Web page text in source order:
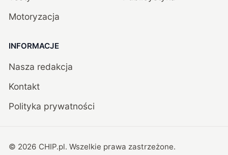
Motoryzacja
INFORMACJE
Nasza redakcja
Kontakt
Polityka prywatności
© 2026 CHIP.pl. Wszelkie prawa zastrzeżone.